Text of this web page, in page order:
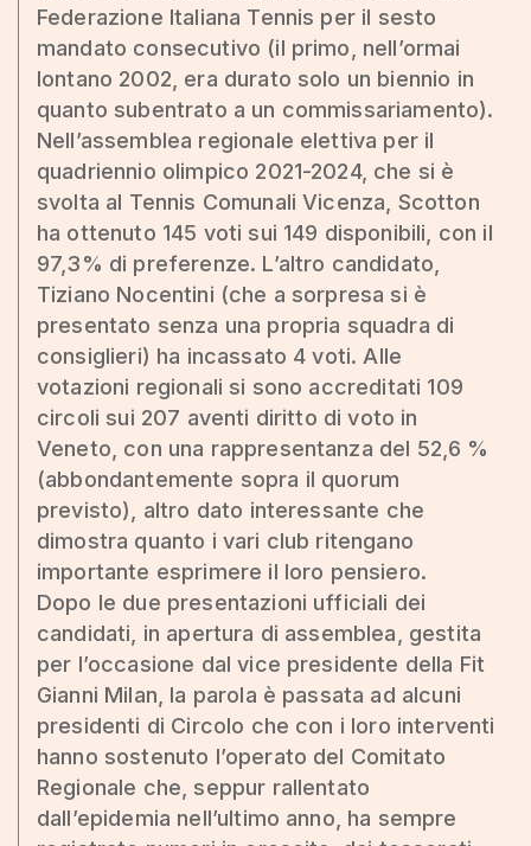
Federazione Italiana Tennis per il sesto
mandato consecutivo (il primo, nell’ormai
lontano 2002, era durato solo un biennio in
quanto subentrato a un commissariamento).
Nell’assemblea regionale elettiva per il
quadriennio olimpico 2021-2024, che si è
svolta al Tennis Comunali Vicenza, Scotton
ha ottenuto 145 voti sui 149 disponibili, con il
97,3% di preferenze. L’altro candidato,
Tiziano Nocentini (che a sorpresa si è
presentato senza una propria squadra di
consiglieri) ha incassato 4 voti. Alle
votazioni regionali si sono accreditati 109
circoli sui 207 aventi diritto di voto in
Veneto, con una rappresentanza del 52,6 %
(abbondantemente sopra il quorum
previsto), altro dato interessante che
dimostra quanto i vari club ritengano
importante esprimere il loro pensiero.
Dopo le due presentazioni ufficiali dei
candidati, in apertura di assemblea, gestita
per l’occasione dal vice presidente della Fit
Gianni Milan, la parola è passata ad alcuni
presidenti di Circolo che con i loro interventi
hanno sostenuto l’operato del Comitato
Regionale che, seppur rallentato
dall’epidemia nell’ultimo anno, ha sempre